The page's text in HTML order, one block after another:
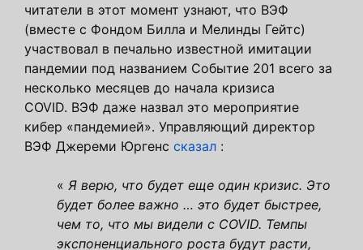
читатели в этот момент узнают, что ВЭФ
(вместе с Фондом Билла и Мелинды Гейтс)
участвовал в печально известной имитации
пандемии под названием Событие 201 всего за
несколько месяцев до начала кризиса
COVID. ВЭФ даже назвал это мероприятие
кибер «пандемией». Управляющий директор
ВЭФ Джереми Юргенс сказал :
« Я верю, что будет еще один кризис. Это
будет более важно … это будет быстрее,
чем то, что мы видели с COVID. Темпы
экспоненциального роста будут расти,